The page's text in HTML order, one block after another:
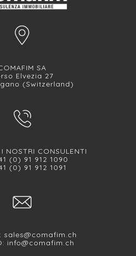
SA
Elvezia 27
(Switzerland)
NOSTRI CONSULENTI
(0) 91 912 1090
(0) 91 912 1091
sales@comafim.ch
info@comafim.ch